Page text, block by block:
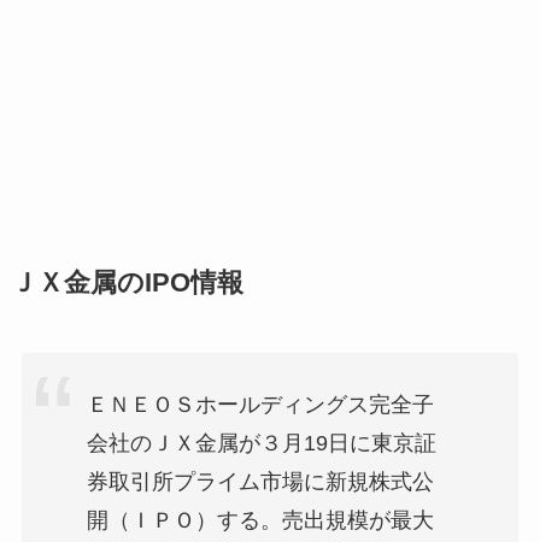
ＪＸ金属のIPO情報
ＥＮＥＯＳホールディングス完全子
会社のＪＸ金属が３月19日に東京証
券取引所プライム市場に新規株式公
開（ＩＰＯ）する。売出規模が最大